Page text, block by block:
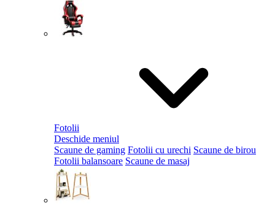
Fotolii
Deschide meniul
Scaune de gaming Fotolii cu urechi Scaune de birou
Fotolii balansoare Scaune de masaj